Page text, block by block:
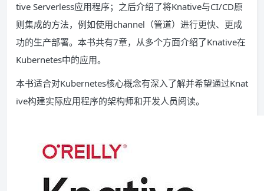
tive Serverless应用程序；之后介绍了将Knative与CI/CD原
则集成的方法，例如使用channel（管道）进行更快、更成
功的生产部署。本书共有7章，从多个方面介绍了Knative在
Kubernetes中的应用。
本书适合对Kubernetes核心概念有深入了解并希望通过Knat
ive构建实际应用程序的架构师和开发人员阅读。